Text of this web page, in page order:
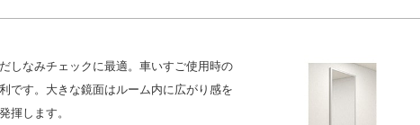
しなみチェックに最適。車いすご使用時の
です。大きな鏡面はルーム内に広がり感を
揮します。